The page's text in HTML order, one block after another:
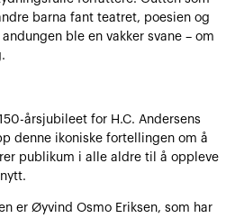
barna fant teatret, poesien og
ble en vakker svane – om
årsjubileet for H.C. Andersens
denne ikoniske fortellingen om å
publikum i alle aldre til å oppleve
er Øyvind Osmo Eriksen, som har